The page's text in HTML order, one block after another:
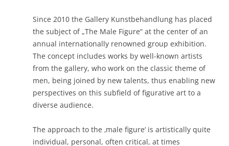
Since 2010 the Gallery Kunstbehandlung has placed
the subject of „The Male Figure“ at the center of an
annual internationally renowned group exhibition.
The concept includes works by well-known artists
from the gallery, who work on the classic theme of
men, being joined by new talents, thus enabling new
perspectives on this subfield of figurative art to a
diverse audience.
The approach to the ‚male figure‘ is artistically quite
individual, personal, often critical, at times